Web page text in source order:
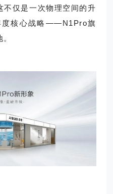
仅是一次物理空间的升
度核心战略——N1Pro旗